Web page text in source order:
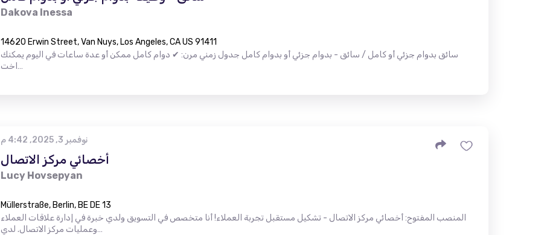
Dakova Inessa
14620 Erwin Street, Van Nuys, Los Angeles, CA US 91411
سائق بدوام جزئي أو كامل / سائق - بدوام جزئي أو بدوام كامل جدول زمني مرن: ✔ دوام كامل ممكن أو عدة ساعات في اليوم يمكنك
اخت…
نوفمبر 3, 2025, 4:42 م
أخصائي مركز الاتصال
Lucy Hovsepyan
Müllerstraße, Berlin, BE DE 13
المنصب المفتوح: أخصائي مركز الاتصال - تشكيل مستقبل تجربة العملاء! أنا متخصص في التسويق ولدي خبرة في إدارة علاقات العملاء
وعمليات مركز الاتصال. لدي…